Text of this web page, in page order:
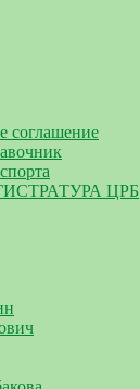
соглашение
ЦРБ